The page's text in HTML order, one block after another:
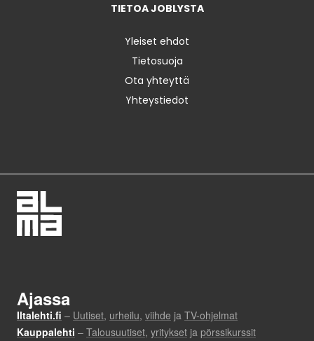
TIETOA JOBLYSTA
Yleiset ehdot
Tietosuoja
Ota yhteyttä
Yhteystiedot